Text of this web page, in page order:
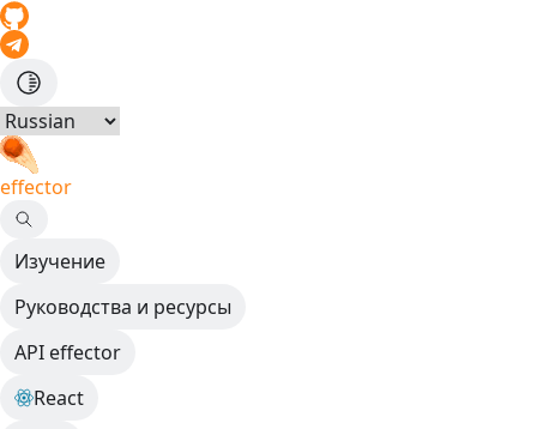
effector
Изучение
Руководства и ресурсы
API effector
React